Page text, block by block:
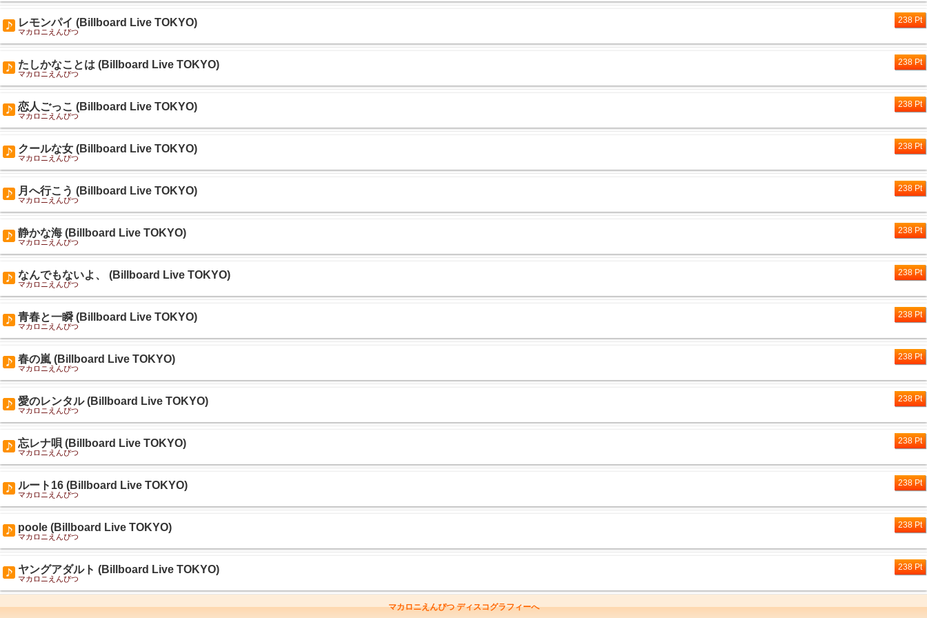
レモンパイ (Billboard Live TOKYO)
マカロニえんぴつ
238 Pt
たしかなことは (Billboard Live TOKYO)
マカロニえんぴつ
238 Pt
恋人ごっこ (Billboard Live TOKYO)
マカロニえんぴつ
238 Pt
クールな女 (Billboard Live TOKYO)
マカロニえんぴつ
238 Pt
月へ行こう (Billboard Live TOKYO)
マカロニえんぴつ
238 Pt
静かな海 (Billboard Live TOKYO)
マカロニえんぴつ
238 Pt
なんでもないよ、 (Billboard Live TOKYO)
マカロニえんぴつ
238 Pt
青春と一瞬 (Billboard Live TOKYO)
マカロニえんぴつ
238 Pt
春の嵐 (Billboard Live TOKYO)
マカロニえんぴつ
238 Pt
愛のレンタル (Billboard Live TOKYO)
マカロニえんぴつ
238 Pt
忘レナ唄 (Billboard Live TOKYO)
マカロニえんぴつ
238 Pt
ルート16 (Billboard Live TOKYO)
マカロニえんぴつ
238 Pt
poole (Billboard Live TOKYO)
マカロニえんぴつ
238 Pt
ヤングアダルト (Billboard Live TOKYO)
マカロニえんぴつ
238 Pt
マカロニえんぴつ ディスコグラフィーへ